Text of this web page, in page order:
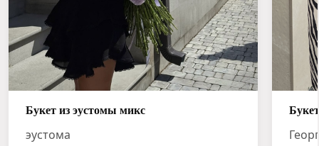
Букет из эустомы микс
эустома